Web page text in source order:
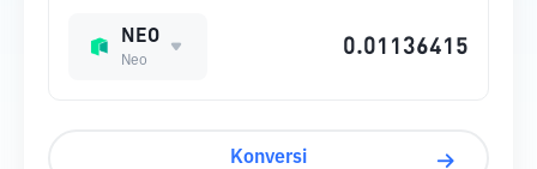
NEO
Neo
Konversi